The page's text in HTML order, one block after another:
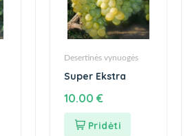
Desertinės vynuogės
Super Ekstra
10.00 €